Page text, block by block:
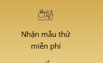
Nhận mẫu thử
miễn phí